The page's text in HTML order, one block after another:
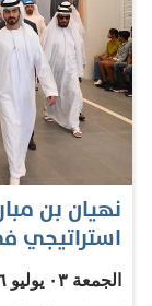
نهيان بن
استراتيجي
الجمعة ٠٣ يوليو ٢٠٢٦